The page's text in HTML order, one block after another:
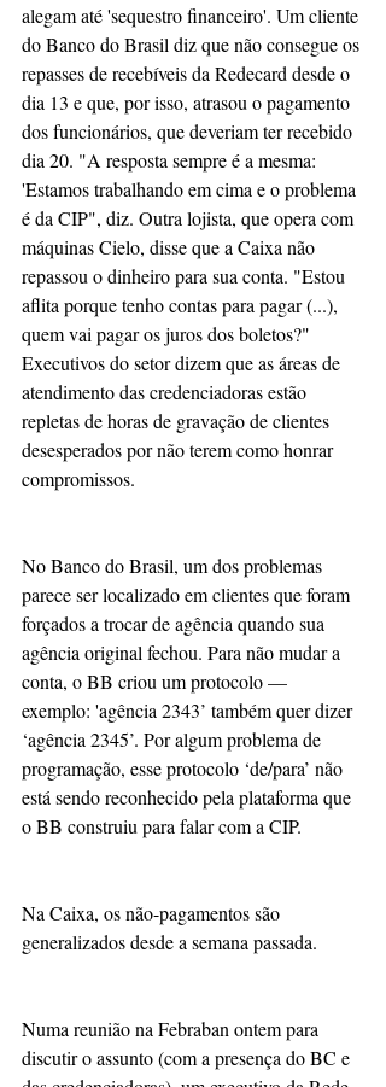
alegam até 'sequestro financeiro'. Um cliente
do Banco do Brasil diz que não consegue os
repasses de recebíveis da Redecard desde o
dia 13 e que, por isso, atrasou o pagamento
dos funcionários, que deveriam ter recebido
dia 20. "A resposta sempre é a mesma:
'Estamos trabalhando em cima e o problema
é da CIP", diz. Outra lojista, que opera com
máquinas Cielo, disse que a Caixa não
repassou o dinheiro para sua conta. "Estou
aflita porque tenho contas para pagar (...),
quem vai pagar os juros dos boletos?"
Executivos do setor dizem que as áreas de
atendimento das credenciadoras estão
repletas de horas de gravação de clientes
desesperados por não terem como honrar
compromissos.
No Banco do Brasil, um dos problemas
parece ser localizado em clientes que foram
forçados a trocar de agência quando sua
agência original fechou. Para não mudar a
conta, o BB criou um protocolo —
exemplo: 'agência 2343’ também quer dizer
‘agência 2345’. Por algum problema de
programação, esse protocolo ‘de/para’ não
está sendo reconhecido pela plataforma que
o BB construiu para falar com a CIP.
Na Caixa, os não-pagamentos são
generalizados desde a semana passada.
Numa reunião na Febraban ontem para
discutir o assunto (com a presença do BC e